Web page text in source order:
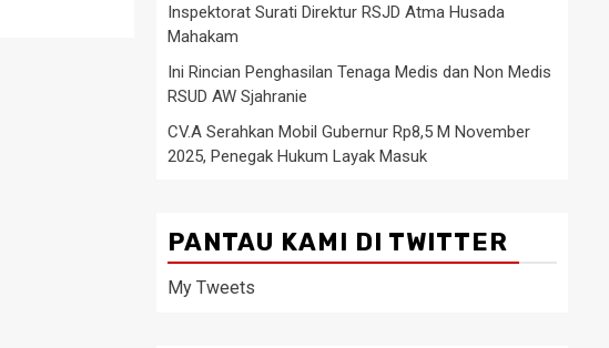
Inspektorat Surati Direktur RSJD Atma Husada
Mahakam
Ini Rincian Penghasilan Tenaga Medis dan Non Medis
RSUD AW Sjahranie
CV.A Serahkan Mobil Gubernur Rp8,5 M November
2025, Penegak Hukum Layak Masuk
PANTAU KAMI DI TWITTER
My Tweets